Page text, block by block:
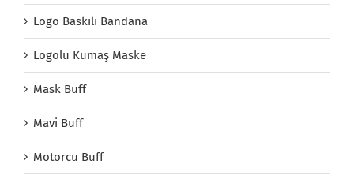
Logo Baskılı Bandana
Logolu Kumaş Maske
Mask Buff
Mavi Buff
Motorcu Buff